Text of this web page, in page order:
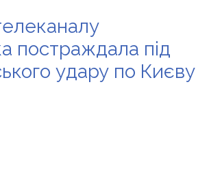
постраждала під
удару по Києву